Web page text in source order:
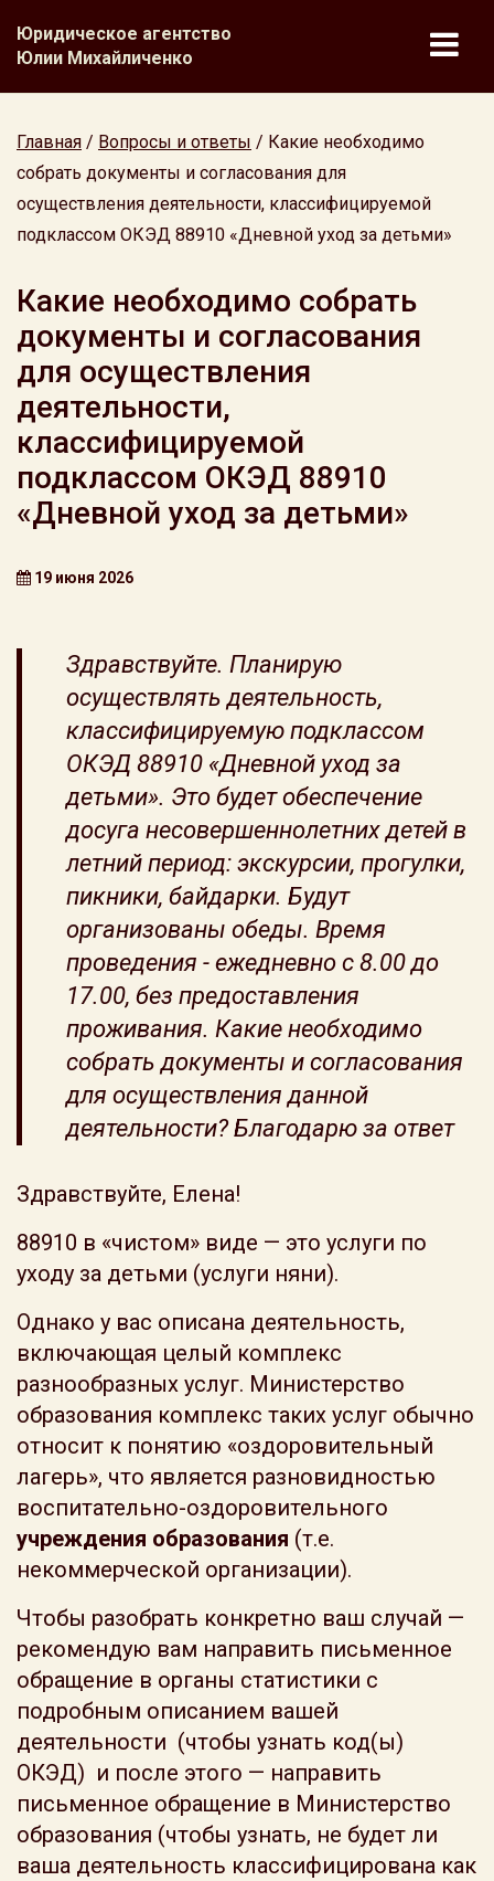
Юридическое агентство
Юлии Михайличенко
Главная / Вопросы и ответы / Какие необходимо
собрать документы и согласования для
осуществления деятельности, классифицируемой
подклассом ОКЭД 88910 «Дневной уход за детьми»
Какие необходимо собрать
документы и согласования
для осуществления
деятельности,
классифицируемой
подклассом ОКЭД 88910
«Дневной уход за детьми»
19 июня 2026
Здравствуйте. Планирую
осуществлять деятельность,
классифицируемую подклассом
ОКЭД 88910 «Дневной уход за
детьми». Это будет обеспечение
досуга несовершеннолетних детей в
летний период: экскурсии, прогулки,
пикники, байдарки. Будут
организованы обеды. Время
проведения - ежедневно с 8.00 до
17.00, без предоставления
проживания. Какие необходимо
собрать документы и согласования
для осуществления данной
деятельности? Благодарю за ответ
Здравствуйте, Елена!
88910 в «чистом» виде — это услуги по
уходу за детьми (услуги няни).
Однако у вас описана деятельность,
включающая целый комплекс
разнообразных услуг. Министерство
образования комплекс таких услуг обычно
относит к понятию «оздоровительный
лагерь», что является разновидностью
воспитательно-оздоровительного
учреждения образования (т.е.
некоммерческой организации).
Чтобы разобрать конкретно ваш случай —
рекомендую вам направить письменное
обращение в органы статистики с
подробным описанием вашей
деятельности (чтобы узнать код(ы)
ОКЭД) и после этого — направить
письменное обращение в Министерство
образования (чтобы узнать, не будет ли
ваша деятельность классифицирована как